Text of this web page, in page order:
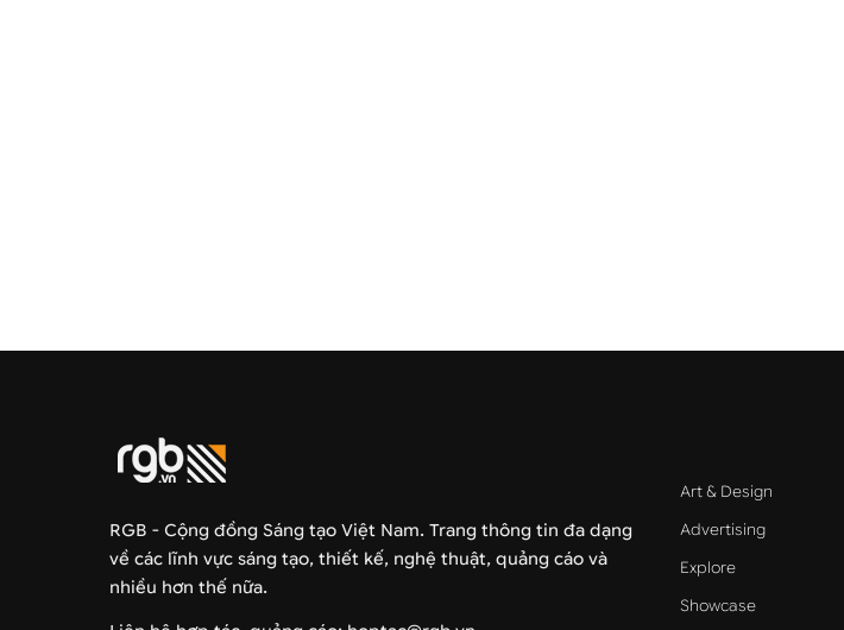
RGB - Cộng đồng Sáng tạo Việt Nam. Trang thông tin đa dạng
về các lĩnh vực sáng tạo, thiết kế, nghệ thuật, quảng cáo và
nhiều hơn thế nữa.
Art & Design
Advertising
Explore
Showcase